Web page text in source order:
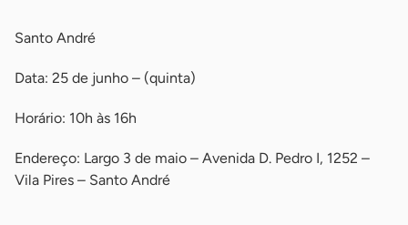
Santo André
Data: 25 de junho – (quinta)
Horário: 10h às 16h
Endereço: Largo 3 de maio – Avenida D. Pedro I, 1252 –
Vila Pires – Santo André